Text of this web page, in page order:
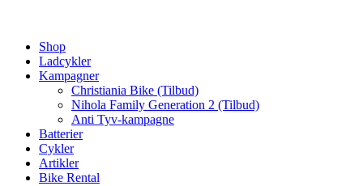
Shop
Ladcykler
Kampagner
Christiania Bike (Tilbud)
Nihola Family Generation 2 (Tilbud)
Anti Tyv-kampagne
Batterier
Cykler
Artikler
Bike Rental